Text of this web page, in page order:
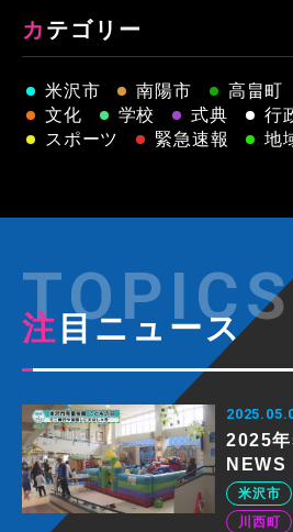
カテゴリー
米沢市 南陽市 高畠町
文化
学校 式典 行
スポーツ
緊急速報 地
注目ニュース
2025
NEWS
米沢市
川西町